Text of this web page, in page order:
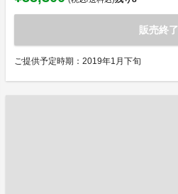
販売終了
ご提供予定時期：2019年1月下旬